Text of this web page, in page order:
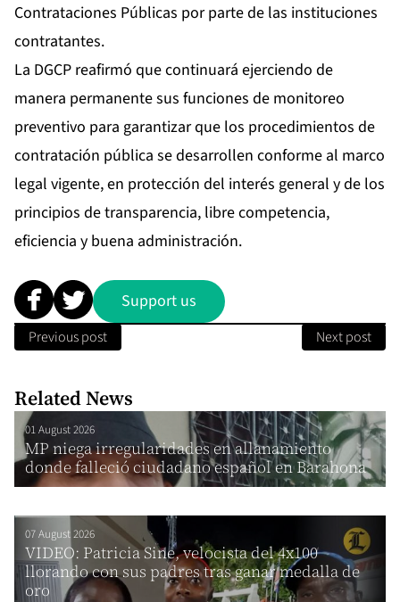
Contrataciones Públicas por parte de las instituciones
contratantes.
La DGCP reafirmó que continuará ejerciendo de
manera permanente sus funciones de monitoreo
preventivo para garantizar que los procedimientos de
contratación pública se desarrollen conforme al marco
legal vigente, en protección del interés general y de los
principios de transparencia, libre competencia,
eficiencia y buena administración.
Support us
Previous post Next post
Related News
01 August 2026
MP niega irregularidades en allanamiento
donde falleció ciudadano español en Barahona
07 August 2026
VIDEO: Patricia Sine, velocista del 4x100
llorando con sus padres tras ganar medalla de
oro